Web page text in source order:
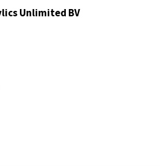
Unlimited BV